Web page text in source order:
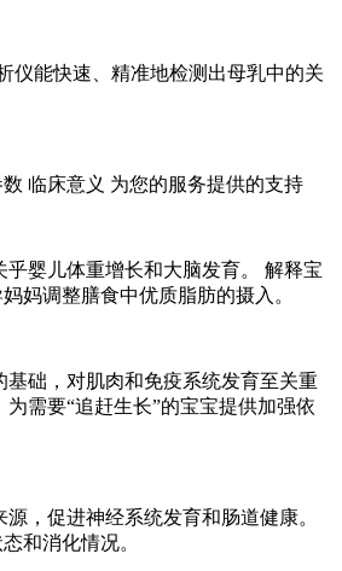
仪能快速、精准地检测出母乳中的关
临床意义 为您的服务提供的支持
乎婴儿体重增长和大脑发育。 解释宝
妈调整膳食中优质脂肪的摄入。
基础，对肌肉和免疫系统发育至关重
需要“追赶生长”的宝宝提供加强依
，促进神经系统发育和肠道健康。
和消化情况。